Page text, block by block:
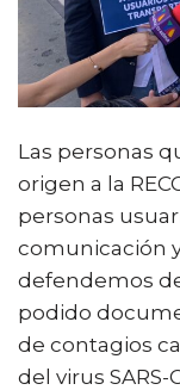
Las personas
origen a la
personas
comunicación
defendemos
podido
de contagios
del virus